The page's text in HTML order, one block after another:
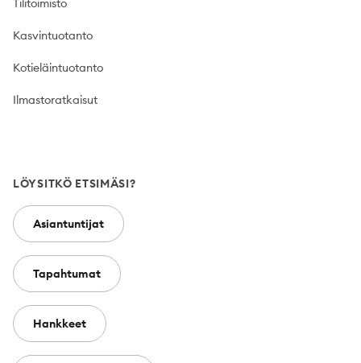
Tilitoimisto
Kasvintuotanto
Kotieläintuotanto
Ilmastoratkaisut
LÖYSITKÖ ETSIMÄSI?
Asiantuntijat
Tapahtumat
Hankkeet